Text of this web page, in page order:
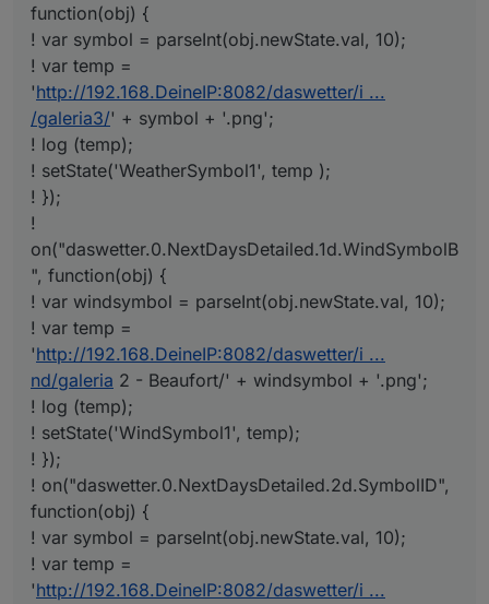
function(obj) {
! var symbol = parseInt(obj.newState.val, 10);
! var temp =
'http://192.168.DeineIP:8082/daswetter/i ...
/galeria3/' + symbol + '.png';
! log (temp);
! setState('WeatherSymbol1', temp );
! });
!
on("daswetter.0.NextDaysDetailed.1d.WindSymbolB
", function(obj) {
! var windsymbol = parseInt(obj.newState.val, 10);
! var temp =
'http://192.168.DeineIP:8082/daswetter/i ...
nd/galeria 2 - Beaufort/' + windsymbol + '.png';
! log (temp);
! setState('WindSymbol1', temp);
! });
! on("daswetter.0.NextDaysDetailed.2d.SymbolID",
function(obj) {
! var symbol = parseInt(obj.newState.val, 10);
! var temp =
'http://192.168.DeineIP:8082/daswetter/i ...